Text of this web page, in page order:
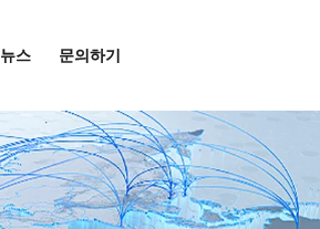
뉴스 문의하기